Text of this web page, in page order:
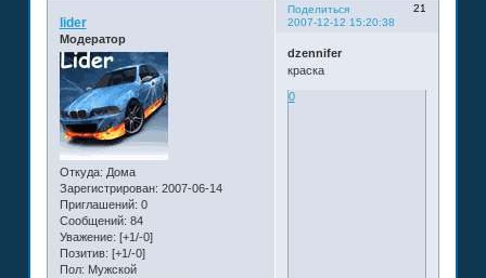
Поделиться
21
2007-12-12 15:20:38
lider
Модератор
Откуда: Дома
Зарегистрирован: 2007-06-14
Приглашений: 0
Сообщений: 84
Уважение: [+1/-0]
Позитив: [+1/-0]
Пол: Мужской
dzennifer
краска
0